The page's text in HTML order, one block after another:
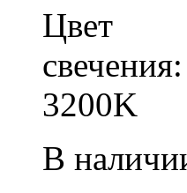
Цвет
свечения:
3200K
В